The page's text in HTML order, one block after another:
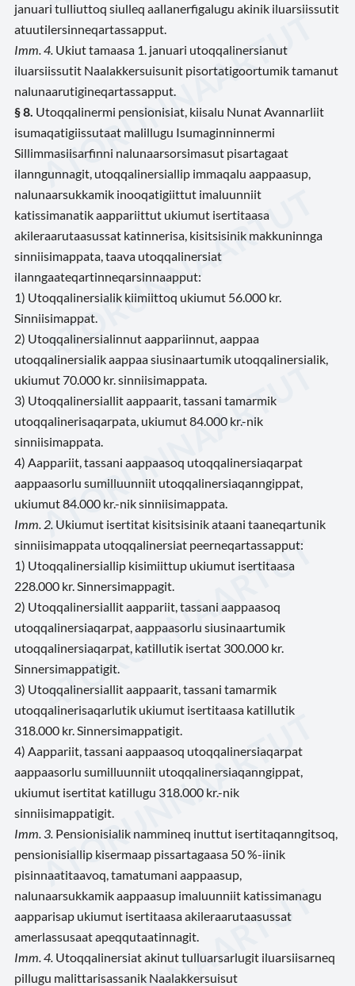
januari tulliuttoq siulleq aallanerfigalugu akinik iluarsiissutit
atuutilersinneqartassapput.
Imm. 4. Ukiut tamaasa 1. januari utoqqalinersianut
iluarsiissutit Naalakkersuisunit pisortatigoortumik tamanut
nalunaarutigineqartassapput.
§ 8. Utoqqalinermi pensionisiat, kiisalu Nunat Avannarliit
isumaqatigiissutaat malillugu Isumaginninnermi
Sillimmasiisarfinni nalunaarsorsimasut pisartagaat
ilanngunnagit, utoqqalinersiallip immaqalu aappaasup,
nalunaarsukkamik inooqatigiittut imaluunniit
katissimanatik aappariittut ukiumut isertitaasa
akileraarutaasussat katinnerisa, kisitsisinik makkuninnga
sinniisimappata, taava utoqqalinersiat
ilanngaateqartinneqarsinnaapput:
1) Utoqqalinersialik kiimiittoq ukiumut 56.000 kr.
Sinniisimappat.
2) Utoqqalinersialinnut aappariinnut, aappaa
utoqqalinersialik aappaa siusinaartumik utoqqalinersialik,
ukiumut 70.000 kr. sinniisimappata.
3) Utoqqalinersiallit aappaarit, tassani tamarmik
utoqqalinerisaqarpata, ukiumut 84.000 kr.-nik
sinniisimappata.
4) Aappariit, tassani aappaasoq utoqqalinersiaqarpat
aappaasorlu sumilluunniit utoqqalinersiaqanngippat,
ukiumut 84.000 kr.-nik sinniisimappata.
Imm. 2. Ukiumut isertitat kisitsisinik ataani taaneqartunik
sinniisimappata utoqqalinersiat peerneqartassapput:
1) Utoqqalinersiallip kisimiittup ukiumut isertitaasa
228.000 kr. Sinnersimappagit.
2) Utoqqalinersiallit aappariit, tassani aappaasoq
utoqqalinersiaqarpat, aappaasorlu siusinaartumik
utoqqalinersiaqarpat, katillutik isertat 300.000 kr.
Sinnersimappatigit.
3) Utoqqalinersiallit aappaarit, tassani tamarmik
utoqqalinerisaqarlutik ukiumut isertitaasa katillutik
318.000 kr. Sinnersimappatigit.
4) Aappariit, tassani aappaasoq utoqqalinersiaqarpat
aappaasorlu sumilluunniit utoqqalinersiaqanngippat,
ukiumut isertitat katillugu 318.000 kr.-nik
sinniisimappatigit.
Imm. 3. Pensionisialik nammineq inuttut isertitaqanngitsoq,
pensionisiallip kisermaap pissartagaasa 50 %-iinik
pisinnaatitaavoq, tamatumani aappaasup,
nalunaarsukkamik aappaasup imaluunniit katissimanagu
aapparisap ukiumut isertitaasa akileraarutaasussat
amerlassusaat apeqqutaatinnagit.
Imm. 4. Utoqqalinersiat akinut tulluarsarlugit iluarsiisarneq
pillugu malittarisassanik Naalakkersuisut